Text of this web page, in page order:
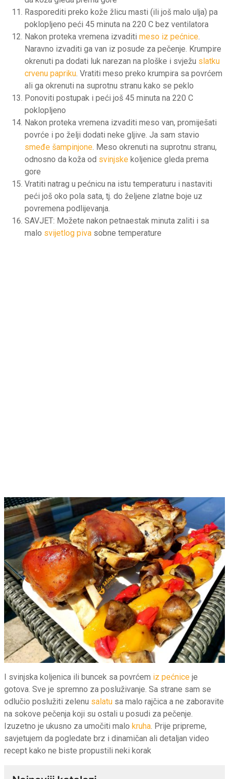
Rasporediti preko kože žlicu masti (ili još malo ulja) pa
poklopljeno peći 45 minuta na 220 C bez ventilatora
Nakon proteka vremena izvaditi meso iz pećnice
Naravno izvaditi ga van iz posude za pečenje. Krumpire
okrenuti pa dodati luk narezan na ploške i svježu slatku
crvenu papriku . Vratiti meso preko krumpira sa povrćem
ali ga okrenuti na suprotnu stranu kako se peklo
Ponoviti postupak i peći još 45 minuta na 220 C
poklopljeno
Nakon proteka vremena izvaditi meso van, promiješati
povrće i po želji dodati neke gljive. Ja sam stavio
smeđe šampinjone . Meso okrenuti na suprotnu stranu,
odnosno da koža od svinjske koljenice gleda prema
gore
Vratiti natrag u pećnicu na istu temperaturu i nastaviti
peći još oko pola sata, tj. do željene zlatne boje uz
povremena podlijevanja.
SAVJET: Možete nakon petnaestak minuta zaliti i sa
malo svijetlog piva sobne temperature
I svinjska koljenica ili buncek sa povrćem iz pećnice je
gotova. Sve je spremno za posluživanje. Sa strane sam se
odlučio poslužiti zelenu salatu sa malo rajčica a ne zaboravite
na sokove pečenja koji su ostali u posudi za pečenje.
Izuzetno je ukusno za umočiti malo kruha . Prije pripreme,
savjetujem da pogledate brz i dinamičan ali detaljan video
recept kako ne biste propustili neki korak